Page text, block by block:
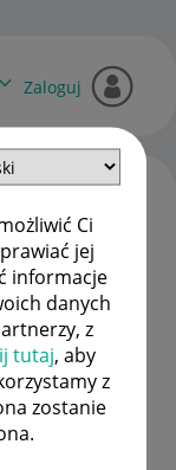
Ci
jej
informacje
danych
z
tutaj, aby
z
zostanie
Zaloguj